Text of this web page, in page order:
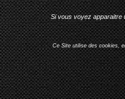
Si vous voyez apparaitre
Ce Site utilise des cookies,